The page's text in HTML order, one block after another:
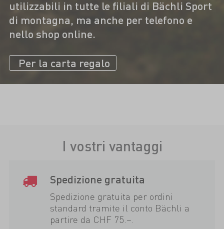
utilizzabili in tutte le filiali di Bächli Sport
di montagna, ma anche per telefono e
nello shop online.
Per la carta regalo
I vostri vantaggi
Spedizione gratuita
Spedizione gratuita per ordini
standard tramite il conto Bächli a
partire da CHF 75.–.